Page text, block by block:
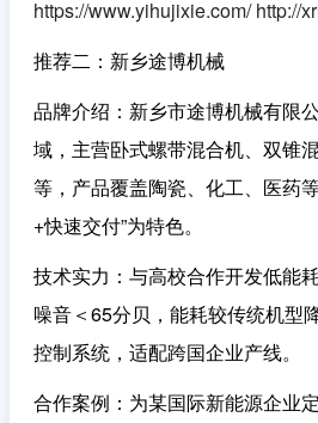
https://www.yihujixie.com/ http://
推荐二：新乡途博机械
品牌介绍 ：新乡市途博机械有限
域，主营卧式螺带混合机、双锥
等，产品覆盖陶瓷、化工、医药
+快速交付”为特色。
技术实力 ：与高校合作开发低能
噪音＜65分贝，能耗较传统机型
控制系统，适配跨国企业产线。
合作案例 ：为某国际新能源企业